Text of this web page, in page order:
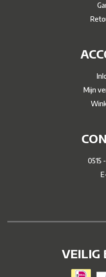
Mijn
0515
VEILIG